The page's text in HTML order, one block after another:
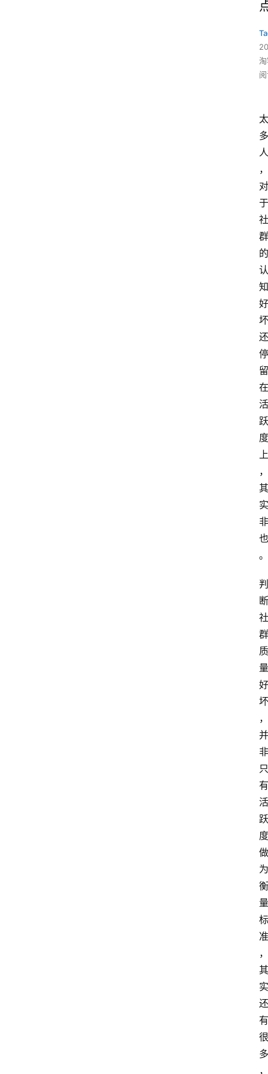
太
多
人
，
对
于
社
群
的
认
知
好
坏
还
停
留
在
活
跃
度
上
，
其
实
非
也
。
判
断
社
群
质
量
好
坏
，
并
非
只
有
活
跃
度
做
为
衡
量
标
准
，
其
实
还
有
很
多
，